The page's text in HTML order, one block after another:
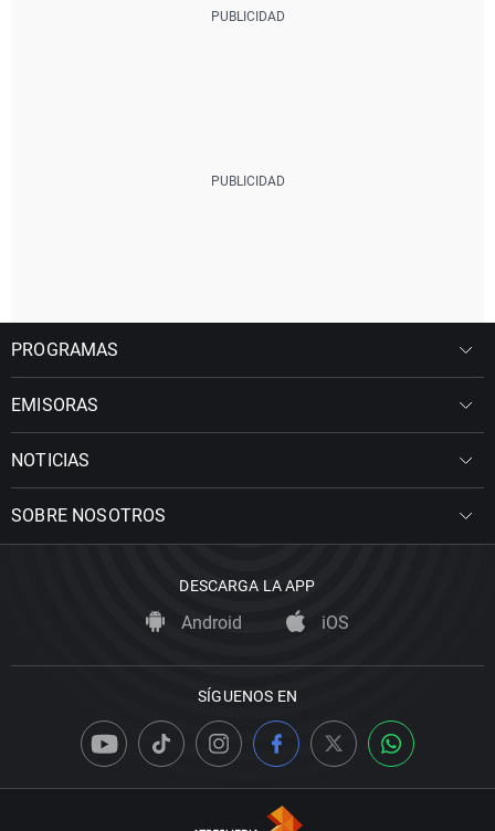
PROGRAMAS
EMISORAS
NOTICIAS
SOBRE NOSOTROS
DESCARGA LA APP
Android iOS
SÍGUENOS EN